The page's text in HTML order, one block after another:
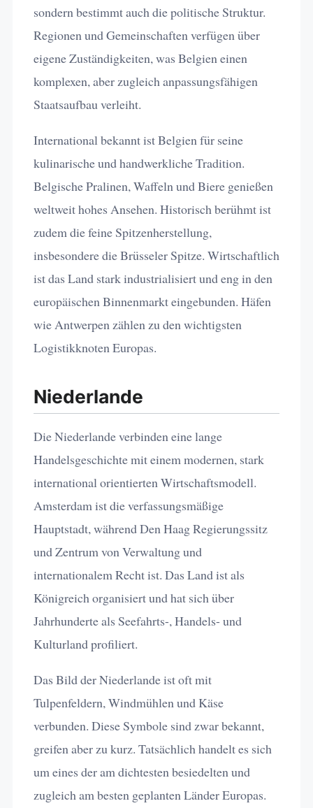
sondern bestimmt auch die politische Struktur.
Regionen und Gemeinschaften verfügen über
eigene Zuständigkeiten, was Belgien einen
komplexen, aber zugleich anpassungsfähigen
Staatsaufbau verleiht.
International bekannt ist Belgien für seine
kulinarische und handwerkliche Tradition.
Belgische Pralinen, Waffeln und Biere genießen
weltweit hohes Ansehen. Historisch berühmt ist
zudem die feine Spitzenherstellung,
insbesondere die Brüsseler Spitze. Wirtschaftlich
ist das Land stark industrialisiert und eng in den
europäischen Binnenmarkt eingebunden. Häfen
wie Antwerpen zählen zu den wichtigsten
Logistikknoten Europas.
Niederlande
Die Niederlande verbinden eine lange
Handelsgeschichte mit einem modernen, stark
international orientierten Wirtschaftsmodell.
Amsterdam ist die verfassungsmäßige
Hauptstadt, während Den Haag Regierungssitz
und Zentrum von Verwaltung und
internationalem Recht ist. Das Land ist als
Königreich organisiert und hat sich über
Jahrhunderte als Seefahrts-, Handels- und
Kulturland profiliert.
Das Bild der Niederlande ist oft mit
Tulpenfeldern, Windmühlen und Käse
verbunden. Diese Symbole sind zwar bekannt,
greifen aber zu kurz. Tatsächlich handelt es sich
um eines der am dichtesten besiedelten und
zugleich am besten geplanten Länder Europas.